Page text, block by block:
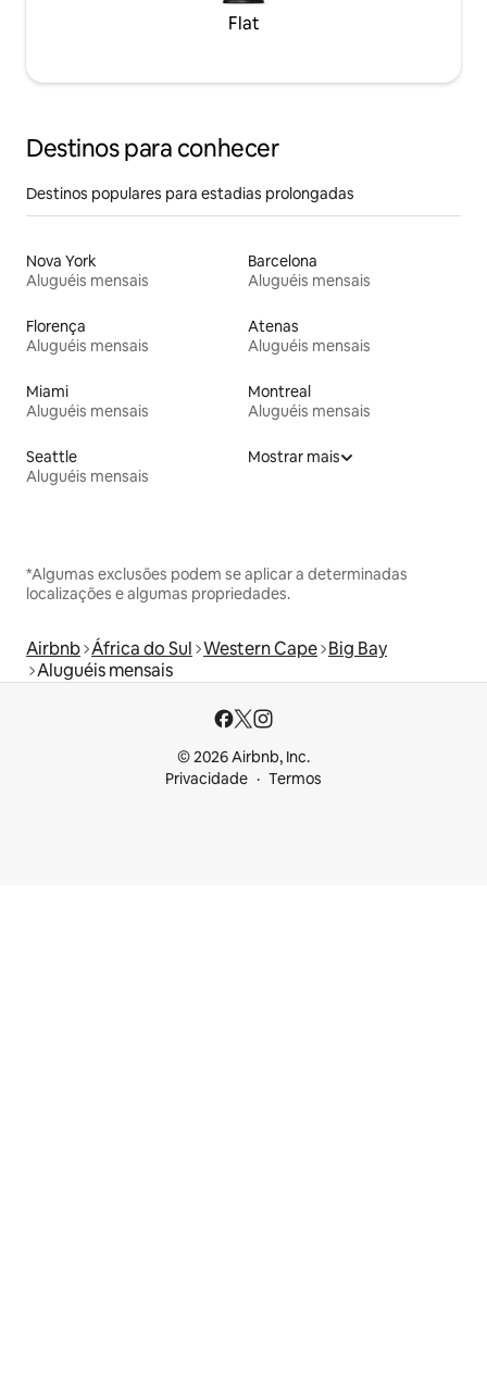
Flat
Destinos para conhecer
Destinos populares para estadias prolongadas
Nova York
Aluguéis mensais
Barcelona
Aluguéis mensais
Florença
Aluguéis mensais
Atenas
Aluguéis mensais
Miami
Aluguéis mensais
Montreal
Aluguéis mensais
Seattle
Aluguéis mensais
Mostrar mais
*Algumas exclusões podem se aplicar a determinadas
localizações e algumas propriedades.
Airbnb África do Sul Western Cape Big Bay
Aluguéis mensais
© 2026 Airbnb, Inc.
Privacidade
Termos